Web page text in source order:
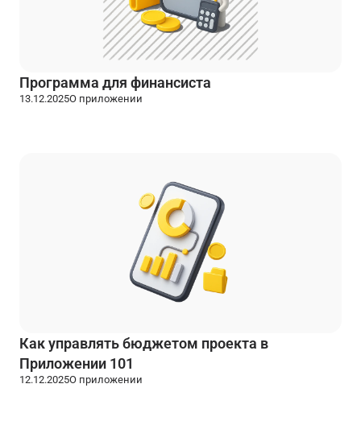
Программа для финансиста
13.12.2025О приложении
Как управлять бюджетом проекта в
Приложении 101
12.12.2025О приложении